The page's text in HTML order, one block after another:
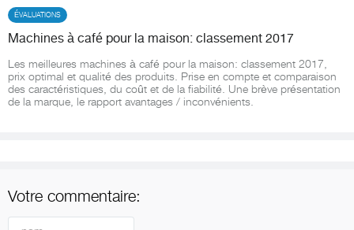
ÉVALUATIONS
Machines à café pour la maison: classement 2017
Les meilleures machines à café pour la maison: classement 2017,
prix optimal et qualité des produits. Prise en compte et comparaison
des caractéristiques, du coût et de la fiabilité. Une brève présentation
de la marque, le rapport avantages / inconvénients.
Votre commentaire: